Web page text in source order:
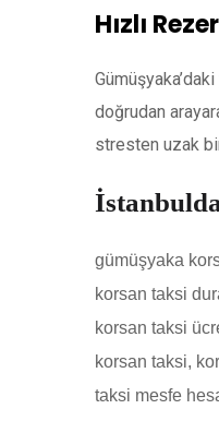
Hızlı
doğrudan
stresten uzak
gümüşyaka
korsan taksi
korsan taksi
korsan taksi,
taksi mesfe